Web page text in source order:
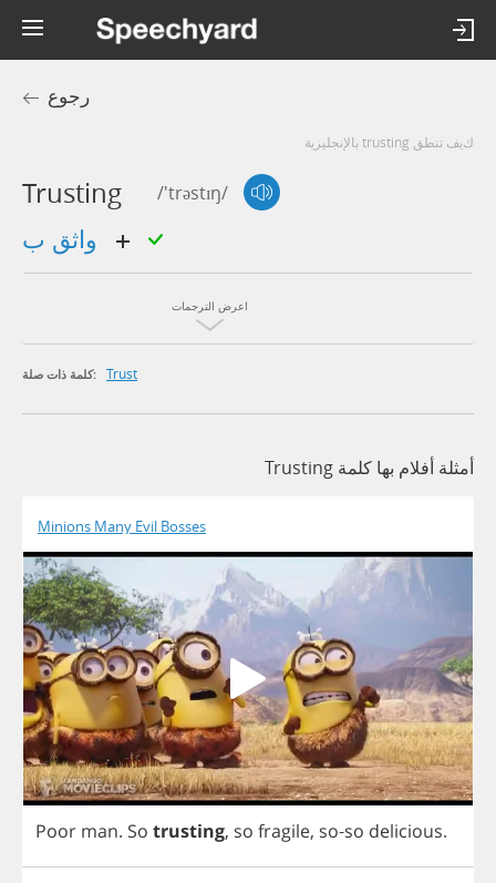
رجوع
كيف تنطق trusting بالإنجليزية
Trusting /'trəstɪŋ/
اعرض الترجمات
كلمة ذات صلة: Trust
أمثلة أفلام بها كلمة Trusting
Minions Many Evil Bosses
Poor man. So trusting, so fragile, so-so delicious.